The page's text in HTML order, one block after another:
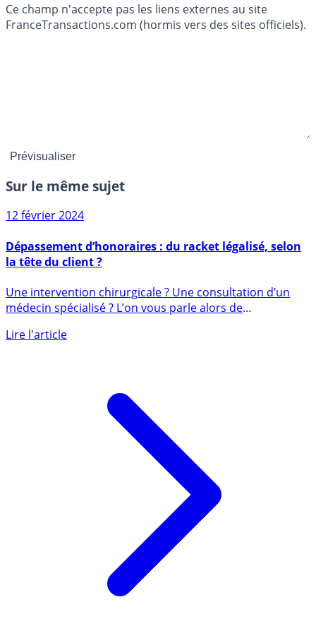
Ce champ n'accepte pas les liens externes au site
FranceTransactions.com (hormis vers des sites officiels).
Sur le même sujet
12 février 2024
la tête du client ?
médecin spécialisé ? L’on vous parle alors de